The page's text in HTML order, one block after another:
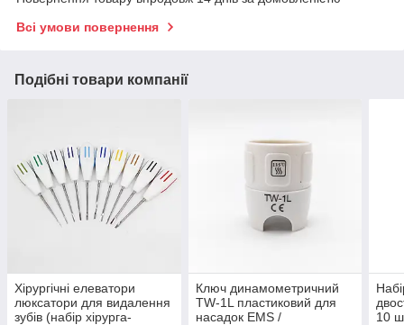
Всі умови повернення
Подібні товари компанії
Хірургічні елеватори
люксатори для видалення
зубів (набір хірурга-
Ключ динамометричний
TW-1L пластиковий для
насадок EMS /
10